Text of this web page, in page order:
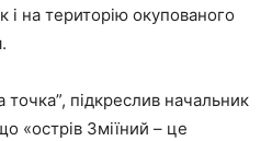
і на територію окупованого
підкреслив начальник
«острів Зміїний – це